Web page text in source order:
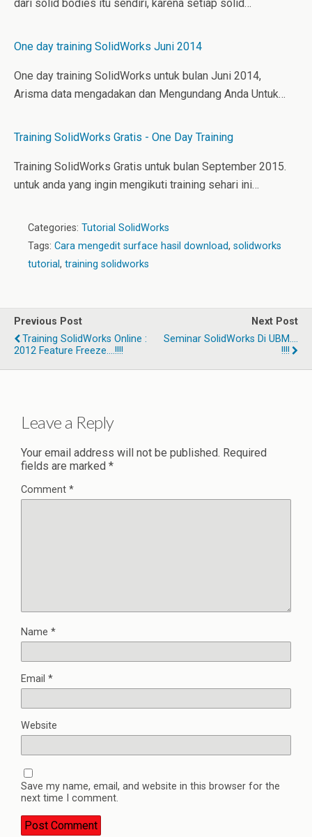
dari solid bodies itu sendiri, karena setiap solid…
One day training SolidWorks Juni 2014
One day training SolidWorks untuk bulan Juni 2014,
Arisma data mengadakan dan Mengundang Anda Untuk…
Training SolidWorks Gratis - One Day Training
Training SolidWorks Gratis untuk bulan September 2015.
untuk anda yang ingin mengikuti training sehari ini…
Categories: Tutorial SolidWorks
Tags: Cara mengedit surface hasil download, solidworks
tutorial, training solidworks
Previous Post
Training SolidWorks Online :
2012 Feature Freeze….!!!!
Next Post
Seminar SolidWorks Di UBM….
!!!!
Leave a Reply
Your email address will not be published. Required
fields are marked *
Comment *
Name *
Email *
Website
Save my name, email, and website in this browser for the
next time I comment.